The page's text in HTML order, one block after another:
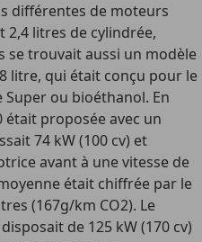
différentes de moteurs
2,4 litres de cylindrée,
se trouvait aussi un modèle
litre, qui était conçu pour le
ou bioéthanol. En
était proposée avec un
74 kW (100 cv) et
avant à une vitesse de
était chiffrée par le
(167g/km CO2). Le
de 125 kW (170 cv)